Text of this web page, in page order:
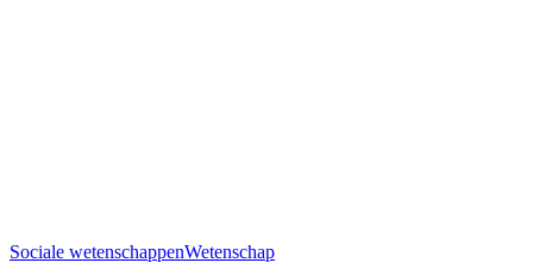
Sociale wetenschappenWetenschap